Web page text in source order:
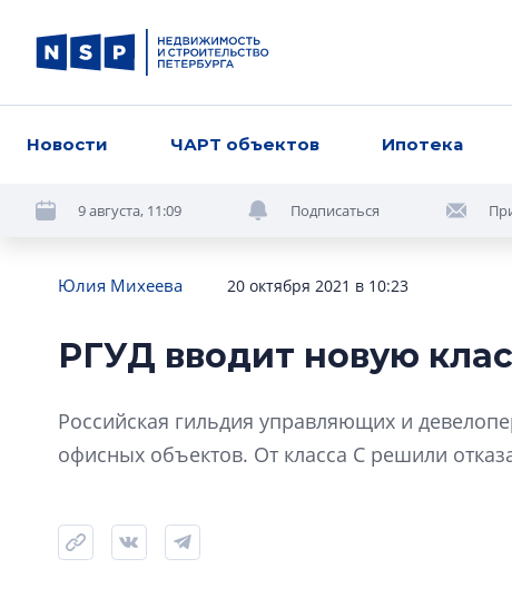
Новости ЧАРТ объектов Ипотека
9 августа, 11:09 Подписаться
Юлия Михеева 20 октября 2021 в 10:23
РГУД вводит новую
Российская гильдия управляющих и
офисных объектов. От класса C решили